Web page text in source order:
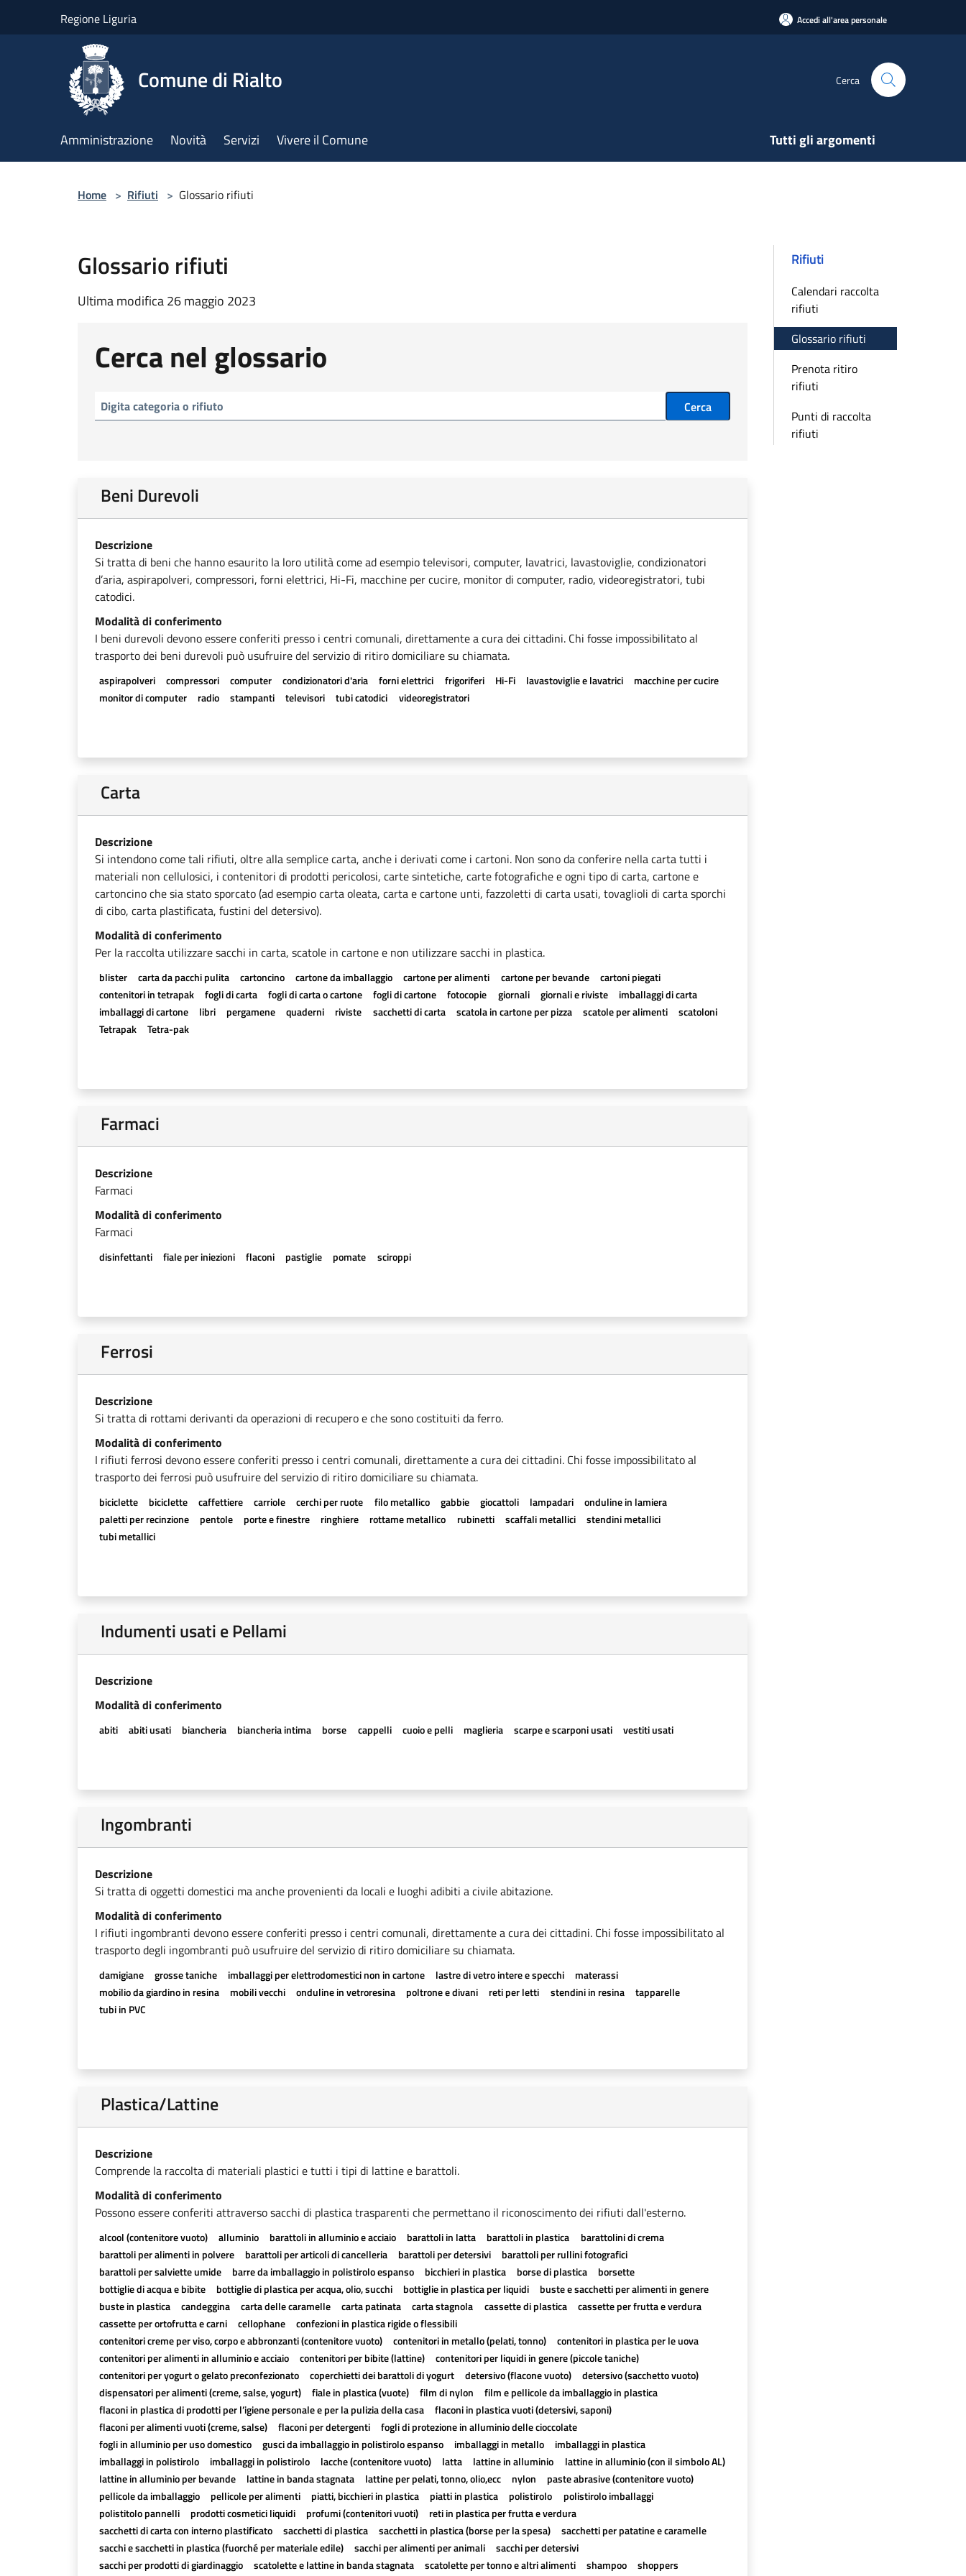
Regione Liguria Accedi all'area personale
Comune di Rialto Cerca
Amministrazione Novità Servizi Vivere il Comune Tutti gli argomenti
Home > Rifiuti > Glossario rifiuti
Glossario rifiuti
Ultima modifica 26 maggio 2023
Cerca nel glossario
Cerca
Beni Durevoli
Descrizione
Si tratta di beni che hanno esaurito la loro utilità come ad esempio televisori, computer, lavatrici, lavastoviglie, condizionatori
d’aria, aspirapolveri, compressori, forni elettrici, Hi-Fi, macchine per cucire, monitor di computer, radio, videoregistratori, tubi
catodici.
Modalità di conferimento
I beni durevoli devono essere conferiti presso i centri comunali, direttamente a cura dei cittadini. Chi fosse impossibilitato al
trasporto dei beni durevoli può usufruire del servizio di ritiro domiciliare su chiamata.
aspirapolveri compressori computer condizionatori d'aria forni elettrici frigoriferi Hi-Fi lavastoviglie e lavatrici
macchine per cucire
monitor di computer
radio stampanti televisori tubi catodici videoregistratori
Carta
Descrizione
Si intendono come tali rifiuti, oltre alla semplice carta, anche i derivati come i cartoni. Non sono da conferire nella carta tutti i
materiali non cellulosici, i contenitori di prodotti pericolosi, carte sintetiche, carte fotografiche e ogni tipo di carta, cartone e
cartoncino che sia stato sporcato (ad esempio carta oleata, carta e cartone unti, fazzoletti di carta usati, tovaglioli di carta sporchi
di cibo, carta plastificata, fustini del detersivo).
Modalità di conferimento
Per la raccolta utilizzare sacchi in carta, scatole in cartone e non utilizzare sacchi in plastica.
blister carta da pacchi pulita cartoncino cartone da imballaggio cartone per alimenti cartone per bevande
cartoni piegati
contenitori in tetrapak
fogli di carta fogli di carta o cartone fogli di cartone fotocopie giornali giornali e riviste
imballaggi di carta
imballaggi di cartone
libri pergamene quaderni riviste sacchetti di carta scatola in cartone per pizza scatole per alimenti
scatoloni
Tetrapak
Tetra-pak
Farmaci
Descrizione
Farmaci
Modalità di conferimento
Farmaci
disinfettanti fiale per iniezioni flaconi pastiglie pomate sciroppi
Ferrosi
Descrizione
Si tratta di rottami derivanti da operazioni di recupero e che sono costituiti da ferro.
Modalità di conferimento
I rifiuti ferrosi devono essere conferiti presso i centri comunali, direttamente a cura dei cittadini. Chi fosse impossibilitato al
trasporto dei ferrosi può usufruire del servizio di ritiro domiciliare su chiamata.
biciclette biciclette caffettiere carriole cerchi per ruote filo metallico gabbie giocattoli lampadari
onduline in lamiera
paletti per recinzione
pentole porte e finestre ringhiere rottame metallico rubinetti scaffali metallici
stendini metallici
tubi metallici
Indumenti usati e Pellami
Descrizione
Modalità di conferimento
abiti abiti usati biancheria biancheria intima borse cappelli cuoio e pelli maglieria scarpe e scarponi usati vestiti usati
Ingombranti
Descrizione
Si tratta di oggetti domestici ma anche provenienti da locali e luoghi adibiti a civile abitazione.
Modalità di conferimento
I rifiuti ingombranti devono essere conferiti presso i centri comunali, direttamente a cura dei cittadini. Chi fosse impossibilitato al
trasporto degli ingombranti può usufruire del servizio di ritiro domiciliare su chiamata.
damigiane grosse taniche imballaggi per elettrodomestici non in cartone lastre di vetro intere e specchi
materassi
mobilio da giardino in resina
mobili vecchi onduline in vetroresina poltrone e divani reti per letti stendini in resina
tapparelle
tubi in PVC
Plastica/Lattine
Descrizione
Comprende la raccolta di materiali plastici e tutti i tipi di lattine e barattoli.
Modalità di conferimento
Possono essere conferiti attraverso sacchi di plastica trasparenti che permettano il riconoscimento dei rifiuti dall'esterno.
alcool (contenitore vuoto) alluminio barattoli in alluminio e acciaio barattoli in latta barattoli in plastica
barattolini di crema
barattoli per alimenti in polvere
barattoli per articoli di cancelleria barattoli per detersivi
barattoli per rullini fotografici
barattoli per salviette umide
barre da imballaggio in polistirolo espanso bicchieri in plastica borse di plastica
borsette
bottiglie di acqua e bibite
bottiglie di plastica per acqua, olio, succhi bottiglie in plastica per liquidi
buste e sacchetti per alimenti in genere
buste in plastica
candeggina carta delle caramelle carta patinata carta stagnola cassette di plastica
cassette per frutta e verdura
cassette per ortofrutta e carni
cellophane
confezioni in plastica rigide o flessibili
contenitori creme per viso, corpo e abbronzanti (contenitore vuoto)
contenitori in metallo (pelati, tonno)
contenitori in plastica per le uova
contenitori per alimenti in alluminio e acciaio
contenitori per bibite (lattine)
contenitori per liquidi in genere (piccole taniche)
contenitori per yogurt o gelato preconfezionato
coperchietti dei barattoli di yogurt detersivo (flacone vuoto)
detersivo (sacchetto vuoto)
dispensatori per alimenti (creme, salse, yogurt)
fiale in plastica (vuote) film di nylon
film e pellicole da imballaggio in plastica
flaconi in plastica di prodotti per l’igiene personale e per la pulizia della casa
flaconi in plastica vuoti (detersivi, saponi)
flaconi per alimenti vuoti (creme, salse)
flaconi per detergenti
fogli di protezione in alluminio delle cioccolate
fogli in alluminio per uso domestico
gusci da imballaggio in polistirolo espanso imballaggi in metallo
imballaggi in plastica
imballaggi in polistirolo
imballaggi in polistirolo lacche (contenitore vuoto) latta lattine in alluminio
lattine in alluminio (con il simbolo AL)
lattine in alluminio per bevande
lattine in banda stagnata lattine per pelati, tonno, olio,ecc nylon
paste abrasive (contenitore vuoto)
pellicole da imballaggio
pellicole per alimenti piatti, bicchieri in plastica piatti in plastica polistirolo
polistirolo imballaggi
polistitolo pannelli
prodotti cosmetici liquidi profumi (contenitori vuoti)
reti in plastica per frutta e verdura
sacchetti di carta con interno plastificato
sacchetti di plastica sacchetti in plastica (borse per la spesa)
sacchetti per patatine e caramelle
sacchi e sacchetti in plastica (fuorché per materiale edile)
sacchi per alimenti per animali
sacchi per detersivi
sacchi per prodotti di giardinaggio
scatolette e lattine in banda stagnata scatolette per tonno e altri alimenti shampoo
shoppers
Rifiuti
Calendari raccolta
rifiuti
Glossario rifiuti
Prenota ritiro
rifiuti
Punti di raccolta
rifiuti